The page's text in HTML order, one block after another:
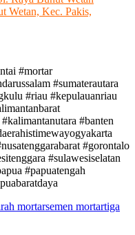
Wetan, Kec. Pakis,
#mortar
#sumaterautara
#riau #kepulauanriau
#banten
#gorontalo
#sulawesiselatan
#papuatengah
mortarsemen mortartiga